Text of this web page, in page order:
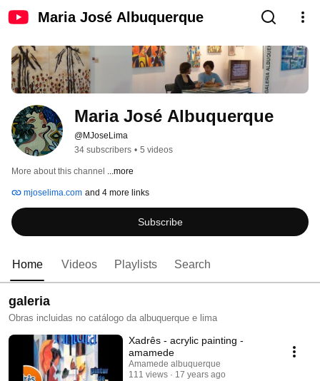
Maria José Albuquerque
Maria José Albuquerque
@MJoseLima
34 subscribers • 5 videos
More about this channel ...more
mjoselima.com and 4 more links
Subscribe
Home Videos Playlists Search
galeria
Obras incluidas no catálogo da albuquerque e lima
Xadrês - acrylic painting -
amamede
Amamede albuquerque
111 views
17 years ago